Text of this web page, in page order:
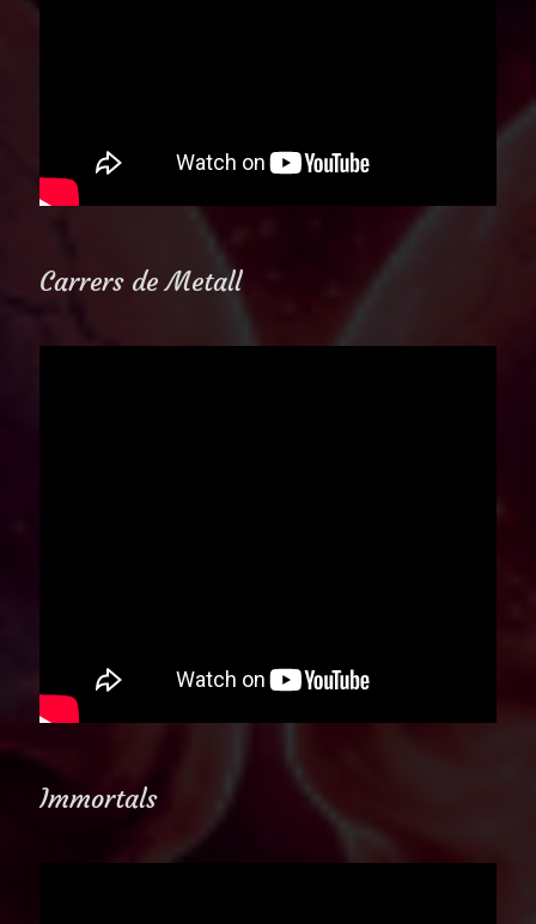
Carrers de Metall
Immortals